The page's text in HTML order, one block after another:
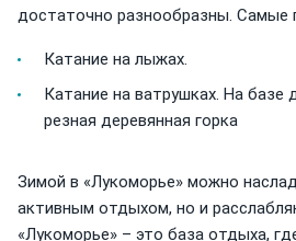
достаточно разнообразны. Самые
Катание на лыжах.
Катание на ватрушках. На базе
резная деревянная горка
Зимой в «Лукоморье» можно
активным отдыхом, но и
«Лукоморье» – это база отдыха,